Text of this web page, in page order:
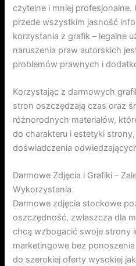
czytelne i mniej
przede wszystkim jasność
korzystania z grafik – legalne
naruszenia praw autorskich
problemów prawnych i
Korzystając z darmowych
stron oszczędzają czas oraz
różnorodnych materiałów,
do charakteru i estetyki
doświadczenia
Darmowe Zdjęcia i Grafiki –
Wykorzystania
Darmowe zdjęcia stockowe
oszczędność, zwłaszcza dla
chcą wzbogacić swoje strony
marketingowe bez
do szerokiej oferty wysokiej